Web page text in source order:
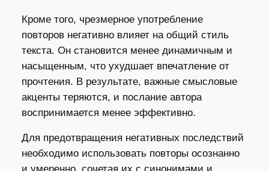
Кроме того, чрезмерное употребление
повторов негативно влияет на общий стиль
текста. Он становится менее динамичным и
насыщенным, что ухудшает впечатление от
прочтения. В результате, важные смысловые
акценты теряются, и послание автора
воспринимается менее эффективно.
Для предотвращения негативных последствий
необходимо использовать повторы осознанно